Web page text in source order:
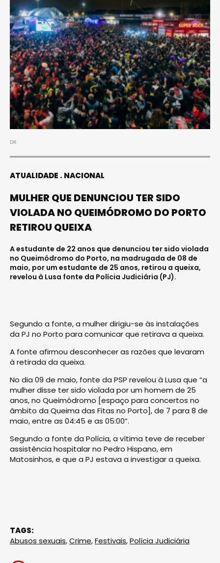
DR
ATUALIDADE NACIONAL
MULHER QUE DENUNCIOU TER SIDO
VIOLADA NO QUEIMÓDROMO DO PORTO
RETIROU QUEIXA
A estudante de 22 anos que denunciou ter sido violada
no Queimódromo do Porto, na madrugada de 08 de
maio, por um estudante de 25 anos, retirou a queixa,
revelou à Lusa fonte da Polícia Judiciária (PJ).
Segundo a fonte, a mulher dirigiu-se às instalações
da PJ no Porto para comunicar que retirava a queixa.
A fonte afirmou desconhecer as razões que levaram
à retirada da queixa.
No dia 09 de maio, fonte da PSP revelou à Lusa que “a
mulher disse ter sido violada por um homem de 25
anos, no Queimódromo [espaço para concertos no
âmbito da Queima das Fitas no Porto], de 7 para 8 de
maio, entre as 04:45 e as 05:00”.
Segundo a fonte da Polícia, a vítima teve de receber
assistência hospitalar no Pedro Hispano, em
Matosinhos, e que a PJ estava a investigar a queixa.
TAGS:
Abusos sexuais,Crime,Festivais,Polícia Judiciária